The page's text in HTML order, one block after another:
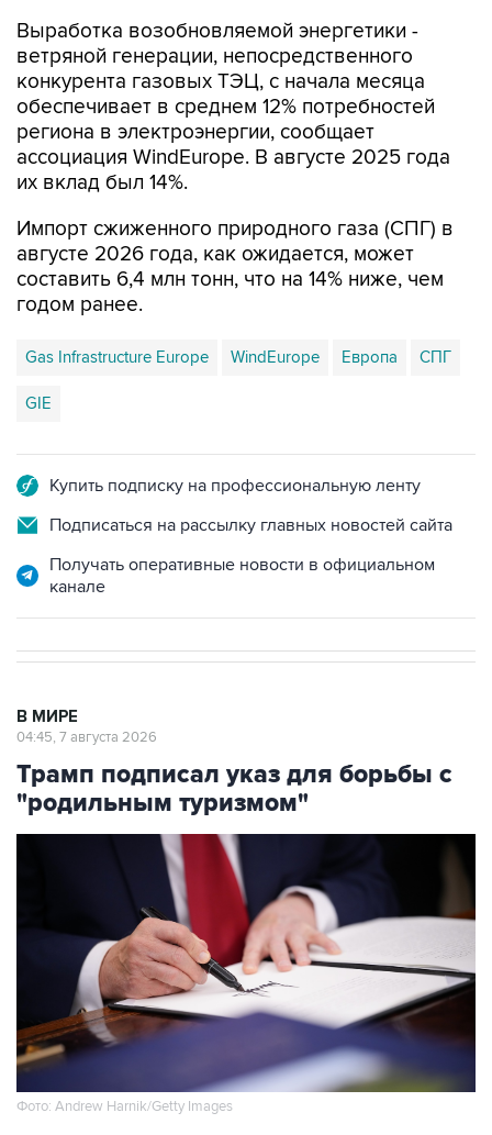
Выработка возобновляемой энергетики -
ветряной генерации, непосредственного
конкурента газовых ТЭЦ, с начала месяца
обеспечивает в среднем 12% потребностей
региона в электроэнергии, сообщает
ассоциация WindEurope. В августе 2025 года
их вклад был 14%.
Импорт сжиженного природного газа (СПГ) в
августе 2026 года, как ожидается, может
составить 6,4 млн тонн, что на 14% ниже, чем
годом ранее.
Gas Infrastructure Europe WindEurope Европа СПГ
GIE
Купить подписку на профессиональную ленту
Подписаться на рассылку главных новостей сайта
Получать оперативные новости в официальном
канале
В МИРЕ
04:45, 7 августа 2026
Трамп подписал указ для борьбы с
"родильным туризмом"
Фото: Andrew Harnik/Getty Images